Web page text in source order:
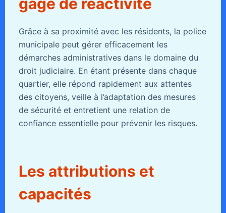
Grâce à sa proximité avec les résidents, la police
municipale peut gérer efficacement les
démarches administratives dans le domaine du
droit judiciaire. En étant présente dans chaque
quartier, elle répond rapidement aux attentes
des citoyens, veille à l’adaptation des mesures
de sécurité et entretient une relation de
confiance essentielle pour prévenir les risques.
Les attributions et
capacités